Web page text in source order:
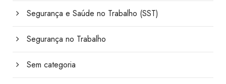
Segurança e Saúde no Trabalho (SST)
Segurança no Trabalho
Sem categoria